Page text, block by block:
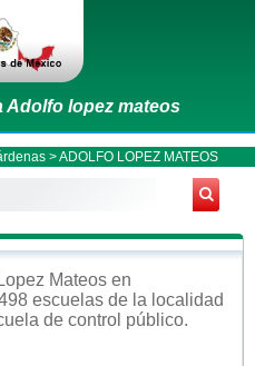
Adolfo lopez mateos
> ADOLFO LOPEZ MATEOS
Mateos en
escuelas de la localidad
de control público.